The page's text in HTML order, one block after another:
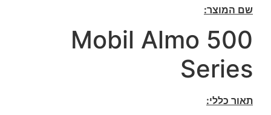
שם המוצר:
Mobil Almo 500
Series
תאור כללי: